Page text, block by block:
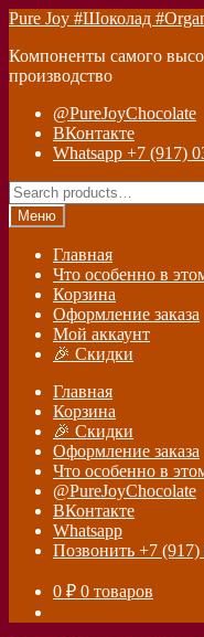
Перейти
навигации
Перейти
содержимому
Pure Joy #Шоколад
Компоненты самого
производство
@PureJoyChocolate
ВКонтакте
Whatsapp +7 (917)
Search
for:Меню
Главная
Что особенно в
Корзина
Оформление заказа
Мой аккаунт
🎉 Скидки
Главная
Корзина
🎉 Скидки
Оформление заказа
Что особенно в
@PureJoyChocolate
ВКонтакте
Whatsapp
Позвонить +7 (917)
0 ₽ 0 товаров